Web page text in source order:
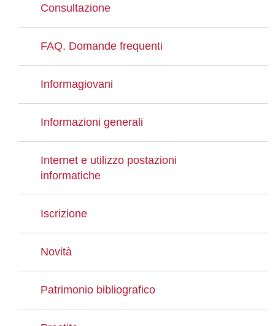
Consultazione
FAQ. Domande frequenti
Informagiovani
Informazioni generali
Internet e utilizzo postazioni
informatiche
Iscrizione
Novità
Patrimonio bibliografico